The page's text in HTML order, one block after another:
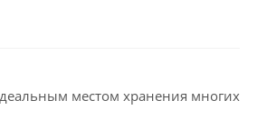
местом хранения многих